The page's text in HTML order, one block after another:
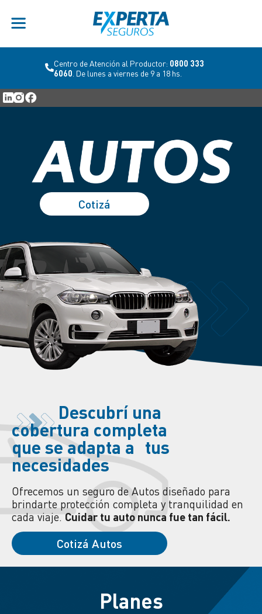
Centro de Atención al Productor: 0800 333
6060 . De lunes a viernes de 9 a 18 hs.
Cotizá
Descubrí una
cobertura completa
que se adapta a tus
necesidades
Ofrecemos un seguro de Autos diseñado para
brindarte protección completa y tranquilidad en
cada viaje. Cuidar tu auto nunca fue tan fácil.
Cotizá Autos
Planes